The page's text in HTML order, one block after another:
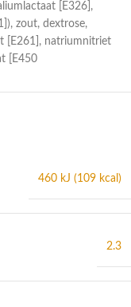
[E326],
zout, dextrose,
[E261], natriumnitriet
[E450
460 kJ (109 kcal)
2.3